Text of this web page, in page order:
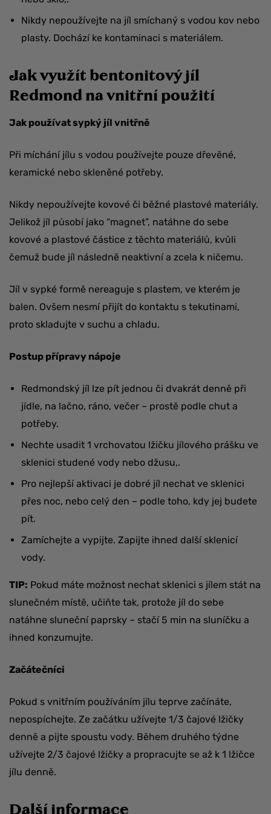
Nikdy nepoužívejte na jíl smíchaný s vodou kov nebo
plasty. Dochází ke kontaminaci s materiálem.
Jak využít bentonitový jíl
Redmond na vnitřní použití
Jak používat sypký jíl vnitřně
Při míchání jílu s vodou používejte pouze dřevěné,
keramické nebo skleněné potřeby.
Nikdy nepoužívejte kovové či běžné plastové materiály.
Jelikož jíl působí jako “magnet”, natáhne do sebe
kovové a plastové částice z těchto materiálů, kvůli
čemuž bude jíl následně neaktivní a zcela k ničemu.
Jíl v sypké formě nereaguje s plastem, ve kterém je
balen. Ovšem nesmí přijít do kontaktu s tekutinami,
proto skladujte v suchu a chladu.
Postup přípravy nápoje
Redmondský jíl lze pít jednou či dvakrát denně při
jídle, na lačno, ráno, večer – prostě podle chut a
potřeby.
Nechte usadit 1 vrchovatou lžičku jílového prášku ve
sklenici studené vody nebo džusu,.
Pro nejlepší aktivaci je dobré jíl nechat ve sklenici
přes noc, nebo celý den – podle toho, kdy jej budete
pít.
Zamíchejte a vypijte. Zapijte ihned další sklenicí
vody.
TIP: Pokud máte možnost nechat sklenici s jílem stát na
slunečném místě, učiňte tak, protože jíl do sebe
natáhne sluneční paprsky – stačí 5 min na sluníčku a
ihned konzumujte.
Začátečníci
Pokud s vnitřním používáním jílu teprve začínáte,
nepospíchejte. Ze začátku užívejte 1/3 čajové lžičky
denně a pijte spoustu vody. Během druhého týdne
užívejte 2/3 čajové lžičky a propracujte se až k 1 lžičce
jílu denně.
Další informace